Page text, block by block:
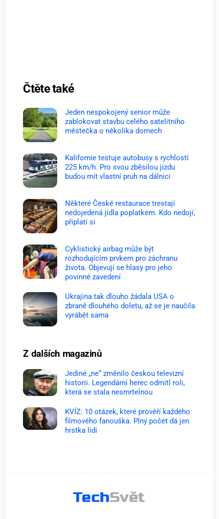
Čtěte také
Jeden nespokojený senior může
zablokovat stavbu celého satelitního
městečka o několika domech
Kalifornie testuje autobusy s rychlostí
225 km/h. Pro svou zběsilou jízdu
budou mít vlastní pruh na dálnici
Některé České restaurace trestají
nedojedená jídla poplatkem. Kdo nedojí,
připlatí si
Cyklistický airbag může být
rozhodujícím prvkem pro záchranu
života. Objevují se hlasy pro jeho
povinné zavedení
Ukrajina tak dlouho žádala USA o
zbraně dlouhého doletu, až se je naučila
vyrábět sama
Z dalších magazinů
Jediné „ne“ změnilo českou televizní
historii. Legendární herec odmítl roli,
která se stala nesmrtelnou
KVÍZ: 10 otázek, které prověří každého
filmového fanouška. Plný počet dá jen
hrstka lidí